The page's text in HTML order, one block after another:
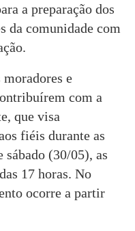
a preparação dos
da comunidade com
e
com a
que visa
fiéis durante as
sábado (30/05), as
17 horas. No
ocorre a partir